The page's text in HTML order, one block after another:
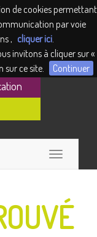
de cookies permettant
par voie
, cliquer ici.
invitons à cliquer sur «
sur ce site.
Continuer
Toggle
navigation